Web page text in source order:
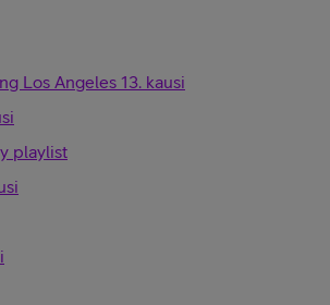
Los Angeles 13. kausi
playlist